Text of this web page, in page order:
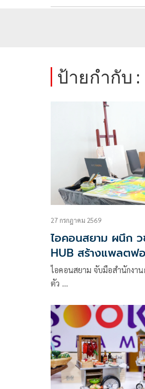
ป้ายกำกับ :
27 กรกฎาคม 2569
ไอคอนสยาม ผนึก
HUB สร้างแพลตฟ
ความรู้ศิลปะ หนุนเ
ไอคอนสยาม จับมือสำนักงา
ตัว …